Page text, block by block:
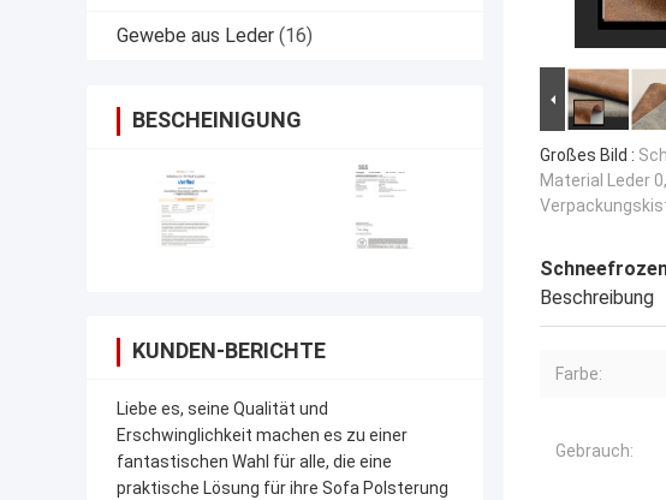
Gewebe aus Leder (16)
BESCHEINIGUNG
KUNDEN-BERICHTE
Liebe es, seine Qualität und
Erschwinglichkeit machen es zu einer
fantastischen Wahl für alle, die eine
praktische Lösung für ihre Sofa Polsterung
Großes Bild :
Material Leder
Beschreibung
Farbe:
Gebrauch: